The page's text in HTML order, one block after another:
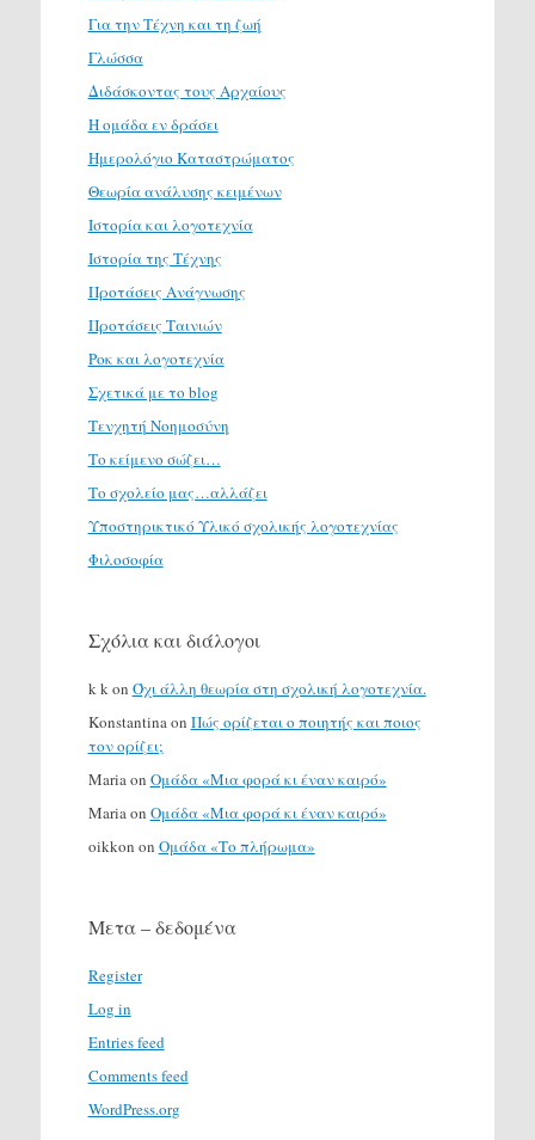
Για την Τέχνη και τη ζωή
Γλώσσα
Διδάσκοντας τους Αρχαίους
Η ομάδα εν δράσει
Ημερολόγιο Καταστρώματος
Θεωρία ανάλυσης κειμένων
Ιστορία και λογοτεχνία
Ιστορία της Τέχνης
Προτάσεις Ανάγνωσης
Προτάσεις Ταινιών
Ροκ και λογοτεχνία
Σχετικά με το blog
Τενχητή Νοημοσύνη
Το κείμενο σώζει…
Το σχολείο μας…αλλάζει
Υποστηρικτικό Υλικό σχολικής λογοτεχνίας
Φιλοσοφία
Σχόλια και διάλογοι
k kon Όχι άλλη θεωρία στη σχολική λογοτεχνία.
Konstantinaon Πώς ορίζεται ο ποιητής και ποιος
τον ορίζει;
Mariaon Ομάδα «Μια φορά κι έναν καιρό»
Mariaon Ομάδα «Μια φορά κι έναν καιρό»
oikkon on Ομάδα «Το πλήρωμα»
Μετα – δεδομένα
Register
Log in
Entries feed
Comments feed
WordPress.org